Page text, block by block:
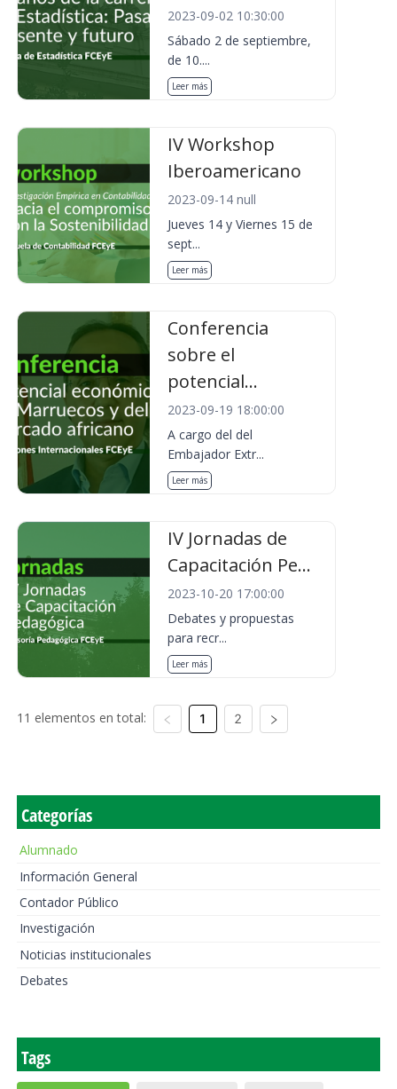
2023-09-02 10:30:00
Sábado 2 de septiembre,
de 10....
Leer más
IV Workshop
Iberoamericano
2023-09-14 null
Jueves 14 y Viernes 15 de
sept...
Leer más
Conferencia
sobre el
potencial...
2023-09-19 18:00:00
A cargo del del
Embajador Extr...
Leer más
IV Jornadas de
Capacitación Pe...
2023-10-20 17:00:00
Debates y propuestas
para recr...
Leer más
11 elementos en total: 1 2
Categorías
Alumnado
Información General
Contador Público
Investigación
Noticias institucionales
Debates
Tags